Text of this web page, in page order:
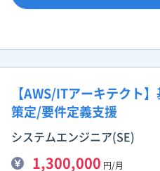
【AWS/ITアーキテクト
策定/要件定義支援
システムエンジニア(SE)
1,300,000 円/月